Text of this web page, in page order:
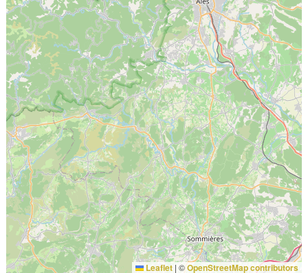
Leaflet | ©OpenStreetMap contributors